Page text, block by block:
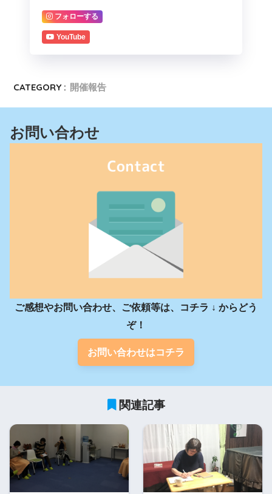
フォローする
YouTube
CATEGORY : 開催報告
お問い合わせ
ご感想やお問い合わせ、ご依頼等は、コチラ ↓ からどう
ぞ！
お問い合わせはコチラ
関連記事